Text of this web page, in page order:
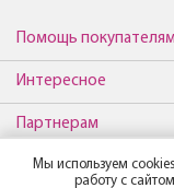
Помощь покупателям
Интересное
Партнерам
О компании
Мы используем
работу с